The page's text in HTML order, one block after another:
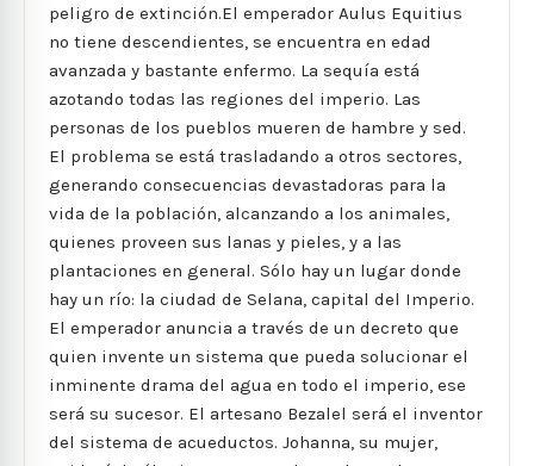
peligro de extinción.El emperador Aulus Equitius
no tiene descendientes, se encuentra en edad
avanzada y bastante enfermo. La sequía está
azotando todas las regiones del imperio. Las
personas de los pueblos mueren de hambre y sed.
El problema se está trasladando a otros sectores,
generando consecuencias devastadoras para la
vida de la población, alcanzando a los animales,
quienes proveen sus lanas y pieles, y a las
plantaciones en general. Sólo hay un lugar donde
hay un río: la ciudad de Selana, capital del Imperio.
El emperador anuncia a través de un decreto que
quien invente un sistema que pueda solucionar el
inminente drama del agua en todo el imperio, ese
será su sucesor. El artesano Bezalel será el inventor
del sistema de acueductos. Johanna, su mujer,